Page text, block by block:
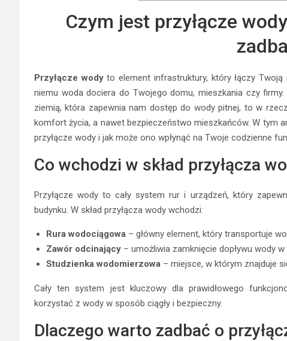
Czym jest przyłącze
Przyłącze wodyto element infrastruktury, który łączy Twoją
niemu woda dociera do Twojego domu, mieszkania czy
ziemią, która zapewnia nam dostęp do wody pitnej, to w
komfort życia, a nawet bezpieczeństwo mieszkańców. W tym
przyłącze wody i jak może ono wpłynąć na Twoje codzienne
Co wchodzi w skład przyłącza
Przyłącze wody to cały system rur i urządzeń, który
budynku. W skład przyłącza wody wchodzi:
Rura wodociągowa – główny element, który transportuje
Zawór odcinający – umożliwia zamknięcie dopływu wody
Studzienka wodomierzowa – miejsce, w którym znajduje
Cały ten system jest kluczowy dla prawidłowego
korzystać z wody w sposób ciągły i bezpieczny.
Dlaczego warto zadbać o